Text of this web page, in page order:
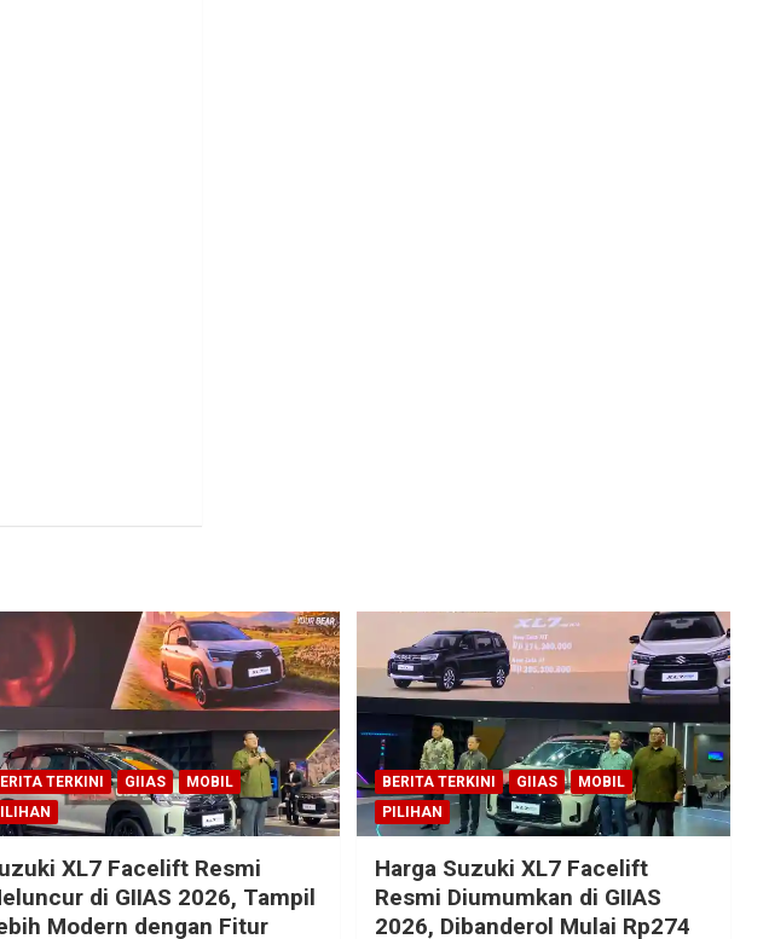
TERKINI GIIAS
MOBIL
XL7 Facelift Resmi
di GIIAS 2026, Tampil
Modern dengan Fitur
BERITA TERKINI GIIAS
MOBIL
PILIHAN
Harga Suzuki XL7 Facelift
Resmi Diumumkan di GIIAS
2026, Dibanderol Mulai Rp274